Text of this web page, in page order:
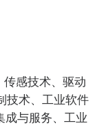
感技术、驱动
技术、工业软件
成与服务、工业